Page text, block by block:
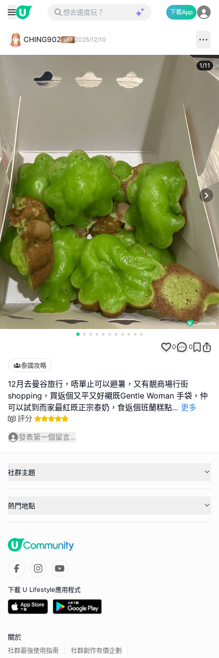
下載App
CHING902 2025/12/10
1/11
0 0
泰國攻略
12月去曼谷旅行，唔單止可以避暑，又有靚商場行街
shopping，買返個又平又好襯既Gentle Woman 手袋，仲
可以試到而家最紅既正宗泰奶，食返個班蘭糕點... 更多
評分
發表第一個留言...
社群主題
熱門地點
下載 U Lifestyle應用程式
關於
社群最強使用指南 社群創作有價企劃